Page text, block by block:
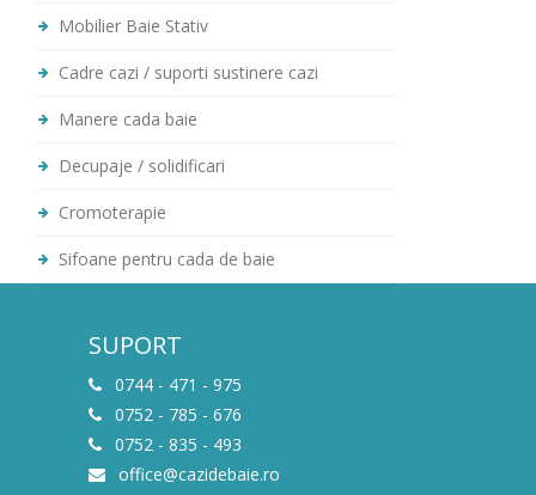
Mobilier Baie Stativ
Cadre cazi / suporti sustinere cazi
Manere cada baie
Decupaje / solidificari
Cromoterapie
Sifoane pentru cada de baie
SUPORT
0744 - 471 - 975
0752 - 785 - 676
0752 - 835 - 493
office@cazidebaie.ro